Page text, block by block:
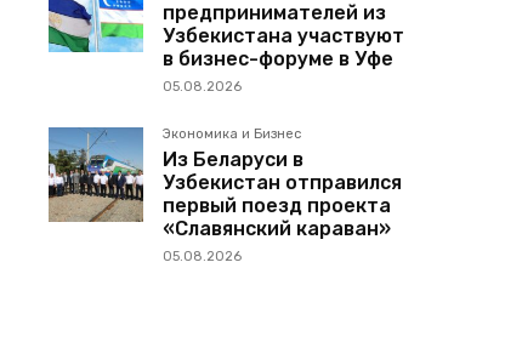
предпринимателей из
Узбекистана участвуют
в бизнес-форуме в Уфе
05.08.2026
Экономика и Бизнес
Из Беларуси в
Узбекистан отправился
первый поезд проекта
«Славянский караван»
05.08.2026